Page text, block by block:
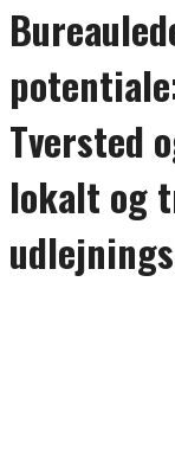
Tversted
lokalt og